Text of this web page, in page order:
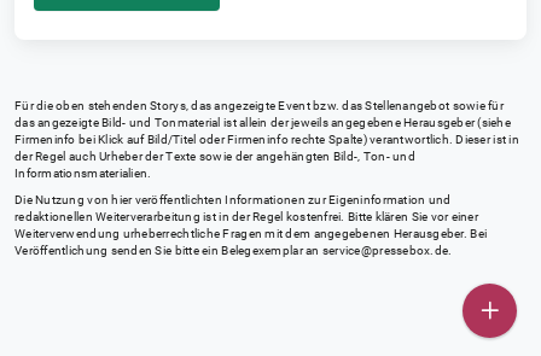
Für die oben stehenden Storys, das angezeigte Event bzw. das Stellenangebot sowie für
das angezeigte Bild- und Tonmaterial ist allein der jeweils angegebene Herausgeber (siehe
Firmeninfo bei Klick auf Bild/Titel oder Firmeninfo rechte Spalte) verantwortlich. Dieser ist in
der Regel auch Urheber der Texte sowie der angehängten Bild-, Ton- und
Informationsmaterialien.
Die Nutzung von hier veröffentlichten Informationen zur Eigeninformation und
redaktionellen Weiterverarbeitung ist in der Regel kostenfrei. Bitte klären Sie vor einer
Weiterverwendung urheberrechtliche Fragen mit dem angegebenen Herausgeber. Bei
Veröffentlichung senden Sie bitte ein Belegexemplar an service@pressebox.de